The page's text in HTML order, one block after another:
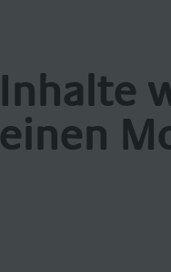
Inhalte
einen